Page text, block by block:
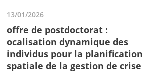
13/01/2026
offre de postdoctorat :
ocalisation dynamique des
individus pour la planification
spatiale de la gestion de crise